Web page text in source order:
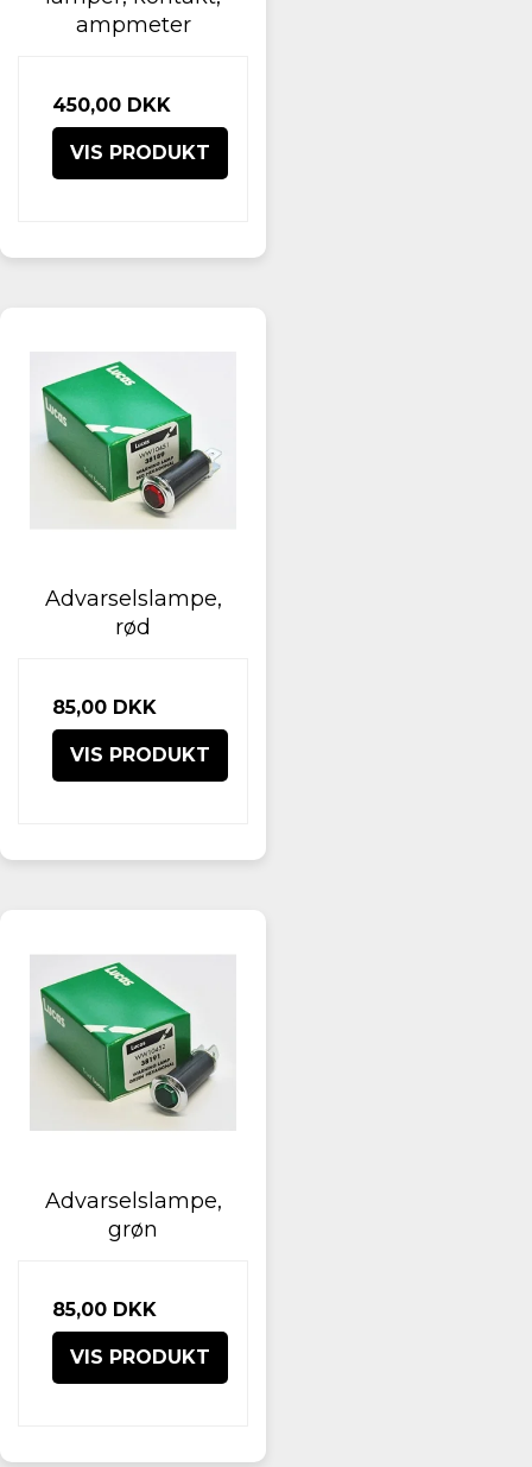
ampmeter
450,00 DKK
VIS PRODUKT
Advarselslampe,
rød
85,00 DKK
VIS PRODUKT
Advarselslampe,
grøn
85,00 DKK
VIS PRODUKT